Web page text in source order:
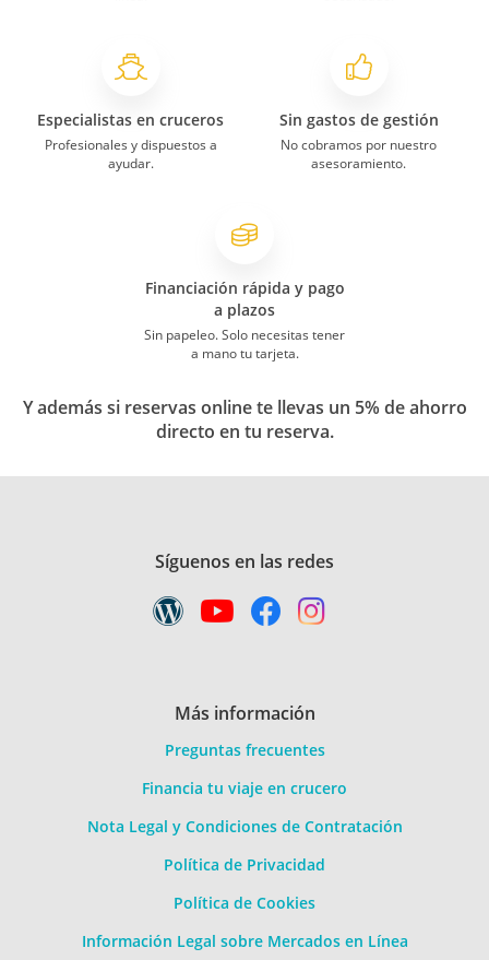
Especialistas en cruceros
Profesionales y dispuestos a
ayudar.
Sin gastos de gestión
No cobramos por nuestro
asesoramiento.
Financiación rápida y pago
a plazos
Sin papeleo. Solo necesitas tener
a mano tu tarjeta.
Y además si reservas online te llevas un 5% de ahorro
directo en tu reserva.
Síguenos en las redes
Más información
Preguntas frecuentes
Financia tu viaje en crucero
Nota Legal y Condiciones de Contratación
Política de Privacidad
Política de Cookies
Información Legal sobre Mercados en Línea